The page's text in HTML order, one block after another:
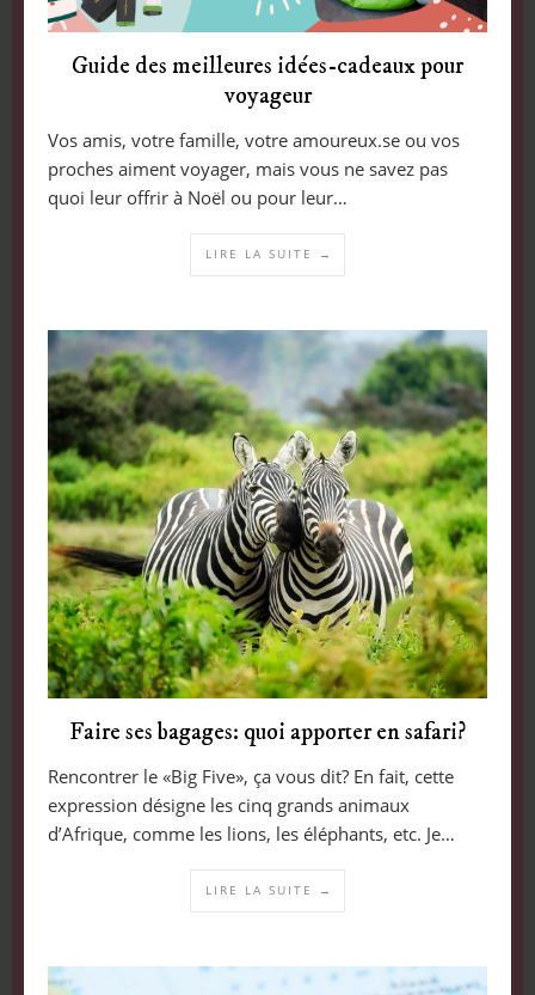
Guide des meilleures idées-cadeaux pour
voyageur
Vos amis, votre famille, votre amoureux.se ou vos
proches aiment voyager, mais vous ne savez pas
quoi leur offrir à Noël ou pour leur…
LIRE LA SUITE →
Faire ses bagages: quoi apporter en safari?
Rencontrer le «Big Five», ça vous dit? En fait, cette
expression désigne les cinq grands animaux
d’Afrique, comme les lions, les éléphants, etc. Je…
LIRE LA SUITE →